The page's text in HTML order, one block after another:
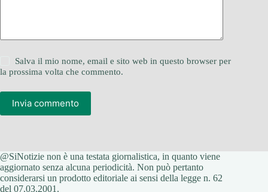
Salva il mio nome, email e sito web in questo browser per
la prossima volta che commento.
Invia commento
@SiNotizie non è una testata giornalistica, in quanto viene
aggiornato senza alcuna periodicità. Non può pertanto
considerarsi un prodotto editoriale ai sensi della legge n. 62
del 07.03.2001.